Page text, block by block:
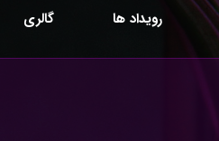
رویداد ها گالری